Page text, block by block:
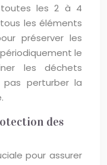
toutes les 2 à 4
les éléments
préserver les
le
les déchets
perturber la
des
pour assurer